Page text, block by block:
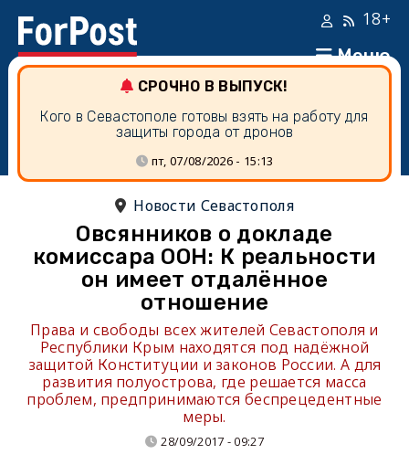
Меню
18+
СРОЧНО В ВЫПУСК!
Кого в Севастополе готовы взять на работу для
защиты города от дронов
пт, 07/08/2026 - 15:13
Новости Севастополя
Овсянников о докладе
комиссара ООН: К реальности
он имеет отдалённое
отношение
Права и свободы всех жителей Севастополя и
Республики Крым находятся под надёжной
защитой Конституции и законов России. А для
развития полуострова, где решается масса
проблем, предпринимаются беспрецедентные
меры.
28/09/2017 - 09:27